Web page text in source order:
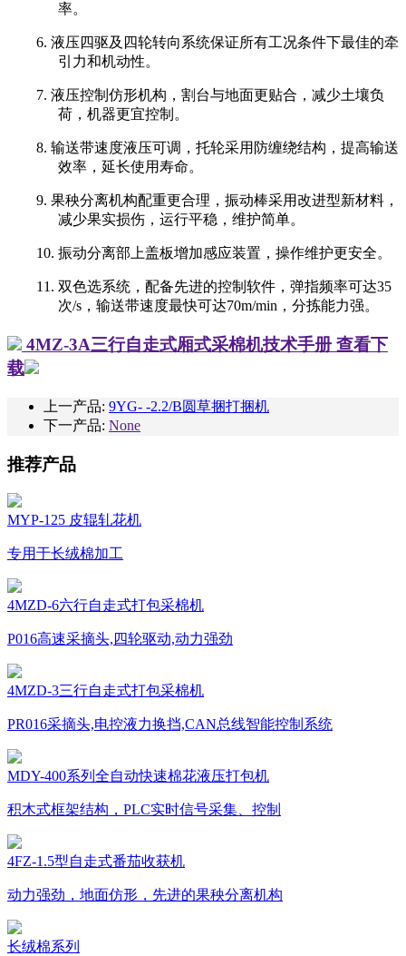
率。
6. 液压四驱及四轮转向系统保证所有工况条件下最佳的牵
引力和机动性。
7. 液压控制仿形机构，割台与地面更贴合，减少土壤负
荷，机器更宜控制。
8. 输送带速度液压可调，托轮采用防缠绕结构，提高输送
效率，延长使用寿命。
9. 果秧分离机构配重更合理，振动棒采用改进型新材料，
减少果实损伤，运行平稳，维护简单。
10. 振动分离部上盖板增加感应装置，操作维护更安全。
11. 双色选系统，配备先进的控制软件，弹指频率可达35
次/s，输送带速度最快可达70m/min，分拣能力强。
4MZ-3A三行自走式厢式采棉机技术手册 查看下
载
上一产品: 9YG- -2.2/B圆草捆打捆机
下一产品: None
推荐产品
MYP-125 皮辊轧花机
专用于长绒棉加工
4MZD-6六行自走式打包采棉机
P016高速采摘头,四轮驱动,动力强劲
4MZD-3三行自走式打包采棉机
PR016采摘头,电控液力换挡,CAN总线智能控制系统
MDY-400系列全自动快速棉花液压打包机
积木式框架结构，PLC实时信号采集、控制
4FZ-1.5型自走式番茄收获机
动力强劲，地面仿形，先进的果秧分离机构
长绒棉系列